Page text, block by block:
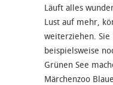
Läuft alles
Lust auf mehr,
weiterziehen. Sie
beispielsweise
Grünen See
Märchenzoo